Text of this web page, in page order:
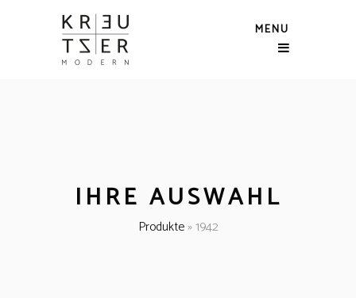
MENU
IHRE AUSWAHL
Produkte»1942